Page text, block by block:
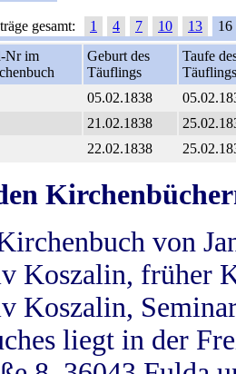
gesamt: 1 4 7 10 13
16
Nr im
Geburt des
Täuflings
Taufe
Täuflings
05.02.1838
21.02.1838
22.02.1838
von
Koszalin, früher
Koszalin,
liegt in der